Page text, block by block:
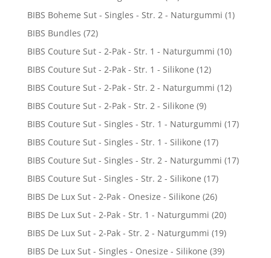
BIBS Boheme Sut - Singles - Str. 2 - Naturgummi (1)
BIBS Bundles (72)
BIBS Couture Sut - 2-Pak - Str. 1 - Naturgummi (10)
BIBS Couture Sut - 2-Pak - Str. 1 - Silikone (12)
BIBS Couture Sut - 2-Pak - Str. 2 - Naturgummi (12)
BIBS Couture Sut - 2-Pak - Str. 2 - Silikone (9)
BIBS Couture Sut - Singles - Str. 1 - Naturgummi (17)
BIBS Couture Sut - Singles - Str. 1 - Silikone (17)
BIBS Couture Sut - Singles - Str. 2 - Naturgummi (17)
BIBS Couture Sut - Singles - Str. 2 - Silikone (17)
BIBS De Lux Sut - 2-Pak - Onesize - Silikone (26)
BIBS De Lux Sut - 2-Pak - Str. 1 - Naturgummi (20)
BIBS De Lux Sut - 2-Pak - Str. 2 - Naturgummi (19)
BIBS De Lux Sut - Singles - Onesize - Silikone (39)